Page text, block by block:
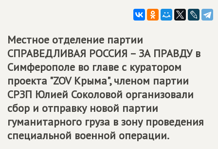
Местное отделение партии
СПРАВЕДЛИВАЯ РОССИЯ – ЗА ПРАВДУв
Симферополе во главе с куратором
проекта "ZOV Крыма", членом партии
СРЗП Юлией Соколовой организовали
сбор и отправку новой партии
гуманитарного груза в зону проведения
специальной военной операции.